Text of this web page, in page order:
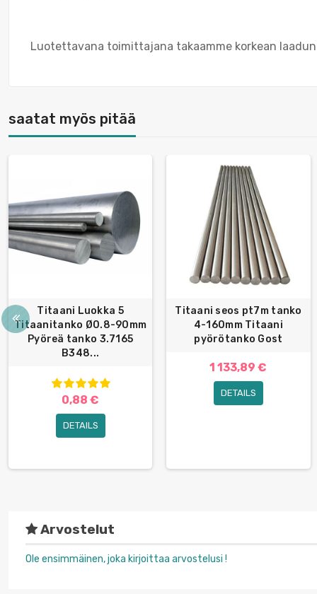
Luotettavana toimittajana takaamme korkean
saatat myös pitää
Titaani Luokka 5
Titaanitanko Ø0.8-90mm
Pyöreä tanko 3.7165
B348...
0,88 €
DETAILS
Titaani seos pt7m tanko
4-160mm Titaani
pyörötanko Gost
1 133,89 €
DETAILS
Arvostelut
Ole ensimmäinen, joka kirjoittaa arvostelusi !